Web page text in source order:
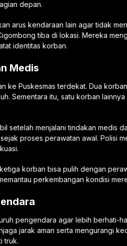
depan.
arus kendaraan lain agar tidak
tiba di lokasi. Mereka
identitas korban.
Medis
ke Puskesmas terdekat. Dua
Sementara itu, satu korban lainnya
setelah menjalani tindakan medis
proses perawatan awal. Polisi
korban bisa pulih dengan
perkembangan kondisi
pengendara agar lebih berhati-
jarak aman serta mengurangi
truk.